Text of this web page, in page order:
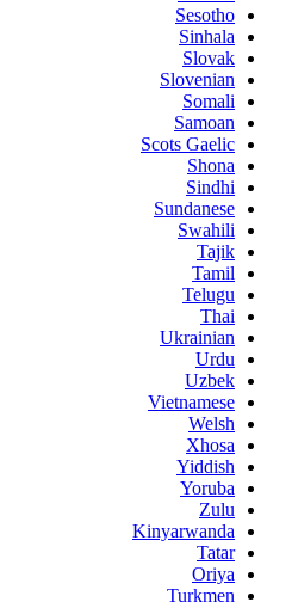
Sesotho
Sinhala
Slovak
Slovenian
Somali
Samoan
Scots Gaelic
Shona
Sindhi
Sundanese
Swahili
Tajik
Tamil
Telugu
Thai
Ukrainian
Urdu
Uzbek
Vietnamese
Welsh
Xhosa
Yiddish
Yoruba
Zulu
Kinyarwanda
Tatar
Oriya
Turkmen